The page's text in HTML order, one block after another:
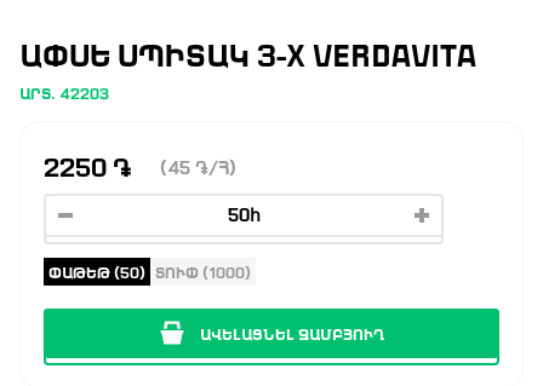
ԱՓՍԵ ՍՊԻՏԱԿ 3-X VERDAVITA
ԱՐՏ. 42203
2250 ֏ (45 ֏ /Հ)
ՓԱԹԵԹ (50) ՏՈՒՓ (1000)
ԱՎԵԼԱՑՆԵԼ ԶԱՄԲՅՈՒՂ